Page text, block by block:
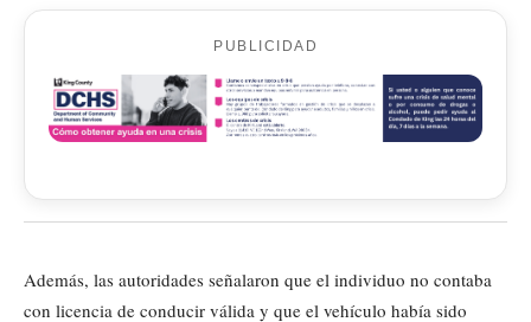
PUBLICIDAD
Además, las autoridades señalaron que el individuo no contaba
con licencia de conducir válida y que el vehículo había sido